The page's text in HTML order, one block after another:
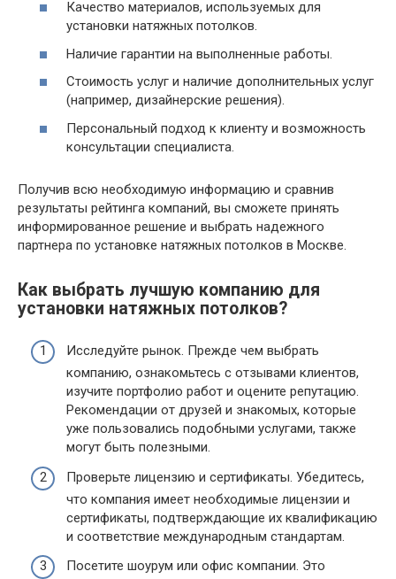
Качество материалов, используемых для
установки натяжных потолков.
Наличие гарантии на выполненные работы.
Стоимость услуг и наличие дополнительных услуг
(например, дизайнерские решения).
Персональный подход к клиенту и возможность
консультации специалиста.
Получив всю необходимую информацию и сравнив
результаты рейтинга компаний, вы сможете принять
информированное решение и выбрать надежного
партнера по установке натяжных потолков в Москве.
Как выбрать лучшую компанию для
установки натяжных потолков?
Исследуйте рынок. Прежде чем выбрать
компанию, ознакомьтесь с отзывами клиентов,
изучите портфолио работ и оцените репутацию.
Рекомендации от друзей и знакомых, которые
уже пользовались подобными услугами, также
могут быть полезными.
Проверьте лицензию и сертификаты. Убедитесь,
что компания имеет необходимые лицензии и
сертификаты, подтверждающие их квалификацию
и соответствие международным стандартам.
Посетите шоурум или офис компании. Это